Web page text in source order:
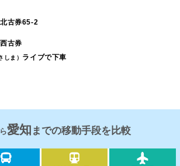
古券65-2
古券
しま） ライブで下車
愛知 までの移動手段を比較